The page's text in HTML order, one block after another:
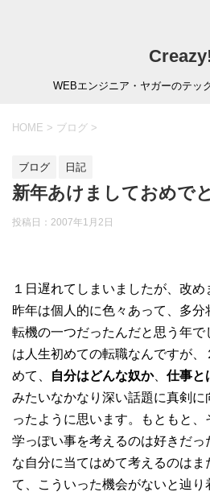
WEBエンジニア・ヤガーのテッ
HOME > ブログ >
ブログ 日記
新年あけましておめで
投稿日： 2007年1月2日
１日遅れてしまいましたが、改め
昨年は個人的に色々あって、多
転機の一つだったんだと思う年
は人生初めての転職なんですが
めて、
自分はどんな奴か、 仕事と
みたいなかなり深い話題に真剣
ったように思います。もともと
学っぽい事を考えるのは好きだ
な自分に当てはめて考えるのは
て、こういった機会がないと辿り